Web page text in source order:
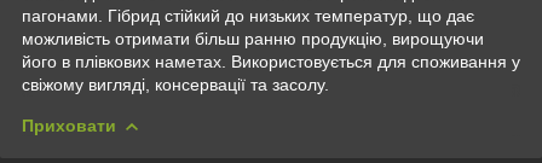
пагонами. Гібрид стійкий до низьких температур, що дає
можливість отримати більш ранню продукцію, вирощуючи
його в плівкових наметах. Використовується для споживання у
свіжому вигляді, консервації та засолу.
Приховати